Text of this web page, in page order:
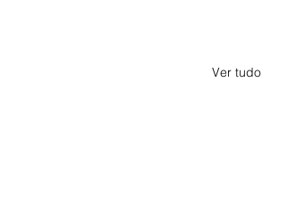
Ver tudo